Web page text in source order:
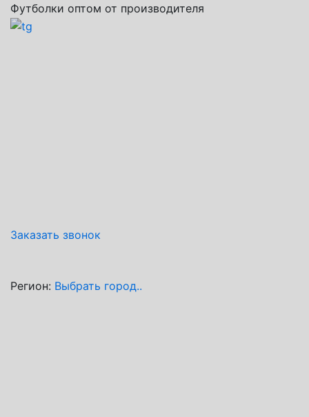
Футболки оптом от производителя
Заказать звонок
Регион: Выбрать город..